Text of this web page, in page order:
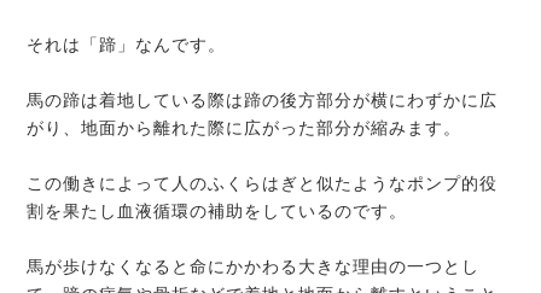
それは「蹄」なんです。
馬の蹄は着地している際は蹄の後方部分が横にわずかに広
がり、地面から離れた際に広がった部分が縮みます。
この働きによって人のふくらはぎと似たようなポンプ的役
割を果たし血液循環の補助をしているのです。
馬が歩けなくなると命にかかわる大きな理由の一つとし